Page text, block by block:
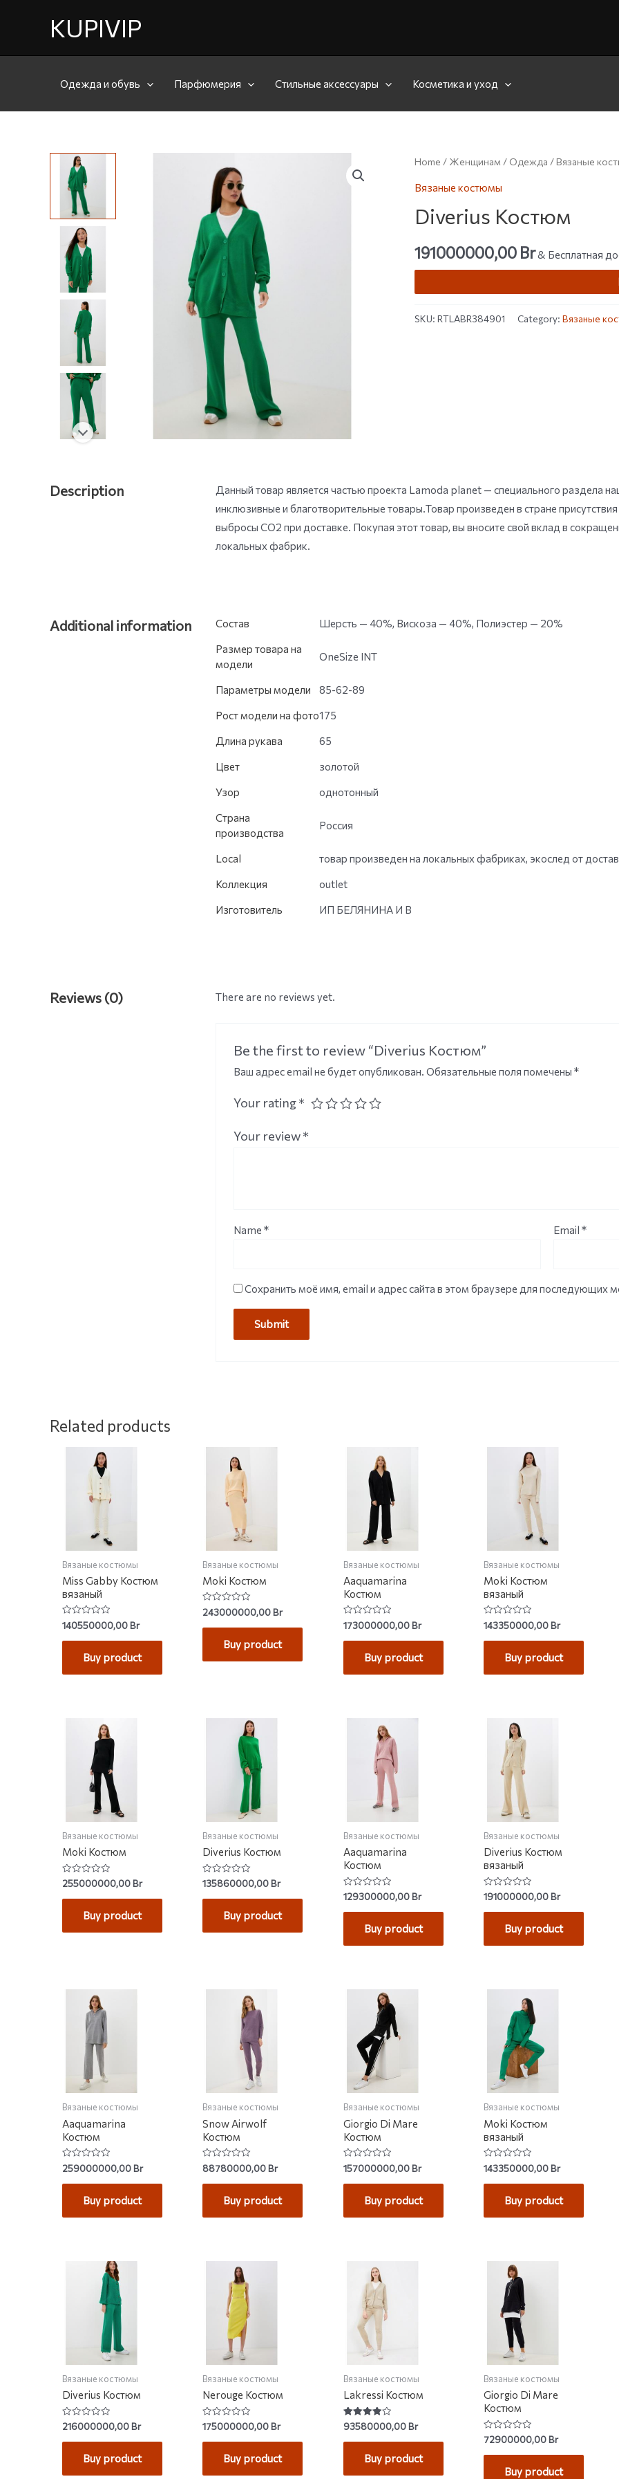
KUPIVIP
Одежда и обувь Парфюмерия Стильные аксессуары Косметика и уход
Home / Женщинам / Одежда /Вязаные
Вязаные костюмы
Diverius Костюм
191000000,00 Br& Бесплатная
SKU: RTLABR384901 Category: Вязаные
Description
Данный товар является частью проекта Lamoda planet — специального раздела
инклюзивные и благотворительные товары.Товар произведен в стране
выбросы СО2 при доставке. Покупая этот товар, вы вносите свой вклад в
локальных фабрик.
Additional information Состав Шерсть — 40%, Вискоза — 40%, Полиэстер — 20%
Размер товара на
модели
OneSize INT
Параметры модели 85-62-89
Рост модели на фото175
Длина рукава 65
Цвет золотой
Узор однотонный
Страна
производства
Россия
Local товар произведен на локальных фабриках, экослед от
Коллекция outlet
Изготовитель ИП БЕЛЯНИНА И В
Reviews (0) There are no reviews yet.
Be the first to review “Diverius Костюм”
Ваш адрес email не будет опубликован. Обязательные поля помечены*
Your rating*
Your review*
Name* Email*
Сохранить моё имя, email и адрес сайта в этом браузере для последующих
Related products
Вязаные костюмы
Miss Gabby Костюм
вязаный
Rated
0
out
140550000,00Br
Buy product
Вязаные костюмы
Moki Костюм
Rated
0
out
243000000,00Br
Buy product
Вязаные костюмы
Aaquamarina
Костюм
Rated
0
out
173000000,00Br
Buy product
Вязаные костюмы
Moki Костюм
вязаный
Rated
0
out
143350000,00Br
Buy product
Вязаные костюмы
Moki Костюм
Rated
0
out
255000000,00Br
Buy product
Вязаные костюмы
Diverius Костюм
Rated
0
out
135860000,00Br
Buy product
Вязаные костюмы
Aaquamarina
Костюм
Rated
0
out
129300000,00Br
Buy product
Вязаные костюмы
Diverius Костюм
вязаный
Rated
0
out
191000000,00Br
Buy product
Вязаные костюмы
Aaquamarina
Костюм
Rated
0
out
259000000,00Br
Buy product
Вязаные костюмы
Snow Airwolf
Костюм
Rated
0
out
88780000,00Br
Buy product
Вязаные костюмы
Giorgio Di Mare
Костюм
Rated
0
out
157000000,00Br
Buy product
Вязаные костюмы
Moki Костюм
вязаный
Rated
0
out
143350000,00Br
Buy product
Вязаные костюмы
Diverius Костюм
Rated
0
out
216000000,00Br
Buy product
Вязаные костюмы
Nerouge Костюм
Rated
0
out
175000000,00Br
Buy product
Вязаные костюмы
Lakressi Костюм
Rated
4.00
out of 5
93580000,00Br
Buy product
Вязаные костюмы
Giorgio Di Mare
Костюм
Rated
0
out
72900000,00Br
Buy product